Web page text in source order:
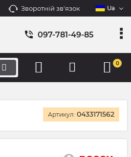
Зворотній зв'язок Ua
097-781-49-85
0
Артикул: 0433171562